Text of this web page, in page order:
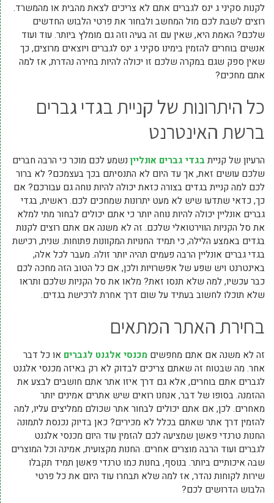
לקנות סקיני ג ינס לגברים אתם לא צריכים לצאת מהבית או מהמשרד.
רוצים לשבת לכם מול המחשב ולבחור את פרטי הלבוש החדשים
שלכם? האמת היא, שאין עם זה בעיה וזה גם מומלץ ביותר. עוד ועוד
אנשים בוחרים להזמין בימינו סקיני ג ינס לגברים ויוצאים מרוצים, כך
שאין ספק שגם במקרה שלכם זו יכולה להיות בחירה נהדרת, אז למה
אתם מחכים?
כל היתרונות של קניית בגדי גברים
ברשת האינטרנט
הרעיון של קנייתבגדי גברים אונליין נשמע לכם מוכר כי הרבה חברים
שלכם עושים זאת, אך עד היום לא התנסיתם בכך בעצמכם? לא ברור
לכם למה קניית בגדים בצורה כזאת יכולה להיות נוחה גם עבורכם? אם
כך, כדאי שתדעו שיש לא מעט יתרונות שמחכים לכם. ראשית, בגדי
גברים אונליין יכולה להיות נוחה יותר כי אתם יכולים לבחור מתי למלא
את סל הקניות הווירטואלי שלכם. זה לא משנה אם אתם רוצים לקנות
בגדים באמצע הלילה, כי תמיד החנויות המקוונות פתוחות. שנית, רכישת
בגדי גברים אונליין הרבה פעמים תהיה יותר זולה. מעבר לכל אלה,
באינטרנט ויש שפע של אפשרויות ולכן, אם כל הטוב הזה מחכה לכם
כבר עכשיו, למה שלא תנסו זאת? מלאו את סל הקניות שלכם ותראו
שלא תוכלו לחשוב בעתיד על שום דרך אחרת לרכישת בגדים.
בחירת האתר המתאים
זה לא משנה אם אתם מחפשים מכנסי אלגנט לגברים או כל דבר
אחר. מה שבטוח זה שאתם צריכים לבדוק לא רק באיזה מכנסי אלגנט
לגברים אתם בוחרים, אלא גם דרך איזו אתר אתם חושבים לבצע את
ההזמנה. בסופו של דבר, אנחנו רואים שיש אתרים אמינים יותר
מאחרים. לכן, אם אתם יכולים לבחור אתר שכולם ממליצים עליו, למה
להזמין דרך אתר שאתם בכלל לא מכירים? כאן בדיוק נכנסת לתמונה
החנות טרנדי פאשן שמציעה לכם להזמין עוד היום מכנסי אלגנט
לגברים ועוד הרבה מוצרים אחרים. החנות מקצועית, אמינה וכל המוצרים
שבה איכותיים ביותר. בנוסף, בחנות כמו טרנדי פאשן תמיד תקבלו
שירות לקוחות נהדר, אז למה שלא תבחרו עוד היום את כל פרטי
הלבוש הדרושים לכם?